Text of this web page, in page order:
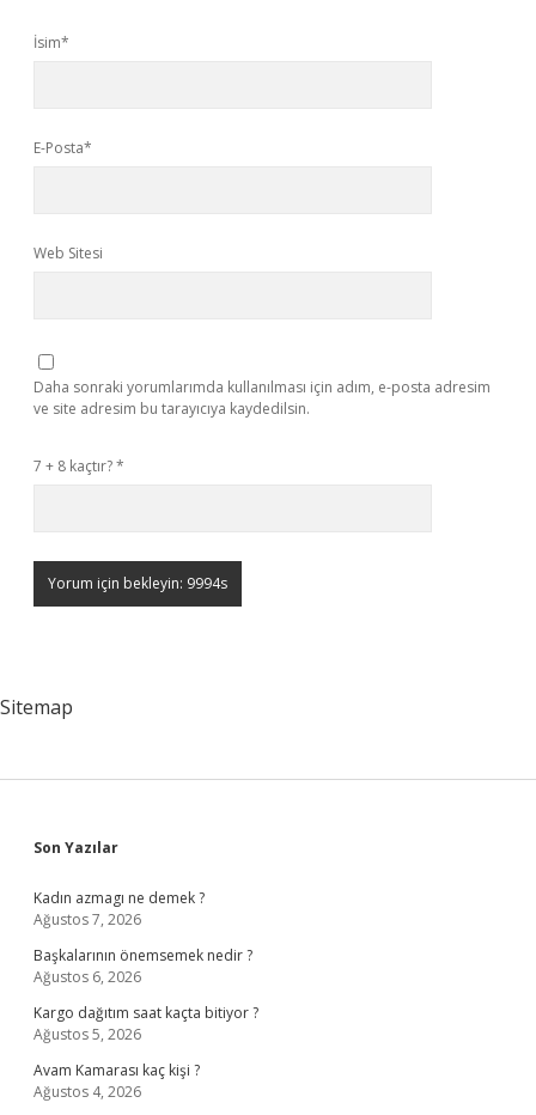
İsim*
E-Posta*
Web Sitesi
Daha sonraki yorumlarımda kullanılması için adım, e-posta adresim
ve site adresim bu tarayıcıya kaydedilsin.
7 + 8 kaçtır?*
Sitemap
Sidebar
Son Yazılar
Kadın azmagı ne demek ?
Ağustos 7, 2026
Başkalarının önemsemek nedir ?
Ağustos 6, 2026
Kargo dağıtım saat kaçta bitiyor ?
Ağustos 5, 2026
Avam Kamarası kaç kişi ?
Ağustos 4, 2026